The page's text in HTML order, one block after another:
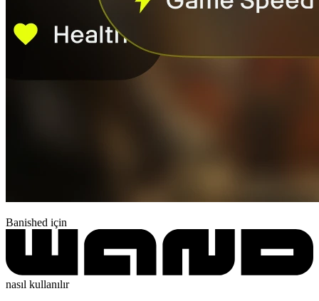
Banished için
nasıl kullanılır